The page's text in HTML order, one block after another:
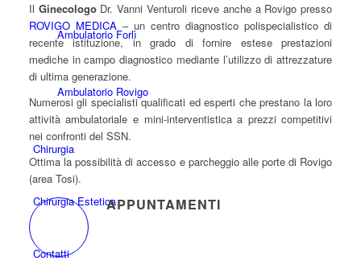
Ambulatorio Forlì
Ambulatorio Rovigo
Chirurgia
Chirurgia Estetica
Contatti
Il GinecologoDr. Vanni Venturoli riceve anche a Rovigo presso
ROVIGO MEDICA – un centro diagnostico polispecialistico di
recente istituzione, in grado di fornire estese prestazioni
mediche in campo diagnostico mediante l’utilizzo di attrezzature
di ultima generazione.
Numerosi gli specialisti qualificati ed esperti che prestano la loro
attività ambulatoriale e mini-interventistica a prezzi competitivi
nei confronti del SSN.
Ottima la possibilità di accesso e parcheggio alle porte di Rovigo
(area Tosi).
APPUNTAMENTI